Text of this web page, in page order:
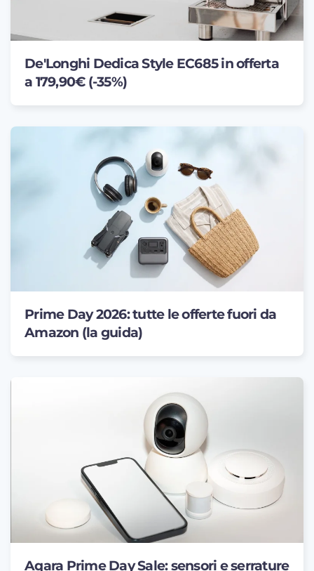
De'Longhi Dedica Style EC685 in offerta
a 179,90€ (-35%)
Prime Day 2026: tutte le offerte fuori da
Amazon (la guida)
Aqara Prime Day Sale: sensori e serrature